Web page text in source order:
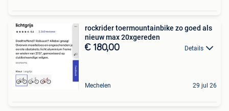
rockrider toermountainbike zo goed als
nieuw max 20xgereden
€ 180,00 Details
Mechelen 29 jul 26